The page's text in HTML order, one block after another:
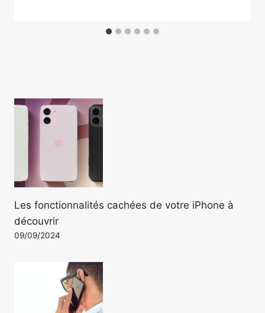
Les fonctionnalités cachées de votre iPhone à
découvrir
09/09/2024